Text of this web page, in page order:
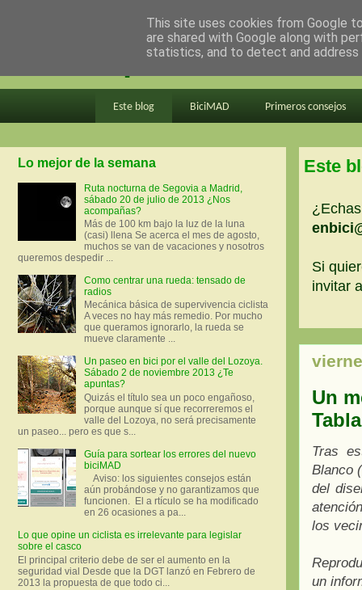
en bici por madrid
Este blog BiciMAD Primeros consejos
Este
Si
invitar
Un
Tras
Blanco
del
los
un
Lo mejor de la semana
Ruta nocturna de Segovia a Madrid,
sábado 20 de julio de 2013 ¿Nos
acompañas?
Más de 100 km bajo la luz de la luna
(casi) llena Se acerca el mes de agosto,
muchos se van de vacaciones y nosotros
queremos despedir ...
Como centrar una rueda: tensado de
radios
Mecánica básica de supervivencia ciclista
A veces no hay más remedio. Por mucho
que queramos ignorarlo, la rueda se
mueve claramente ...
Un paseo en bici por el valle del Lozoya.
Sábado 2 de noviembre 2013 ¿Te
apuntas?
Quizás el título sea un poco engañoso,
porque aunque sí que recorreremos el
valle del Lozoya, no será precisamente
un paseo... pero es que s...
Guía para sortear los errores del nuevo
biciMAD
Aviso: los siguientes consejos están
aún probándose y no garantizamos que
funcionen. El a rtículo se ha modificado
en 26 ocasiones a pa...
Lo que opine un ciclista es irrelevante para legislar
sobre el casco
El principal criterio debe de ser el aumento en la
seguridad vial Desde que la DGT lanzó en Febrero de
2013 la propuesta de que todo ci...
This site uses cookies from Google
are shared with Google along with
statistics, and to detect and address